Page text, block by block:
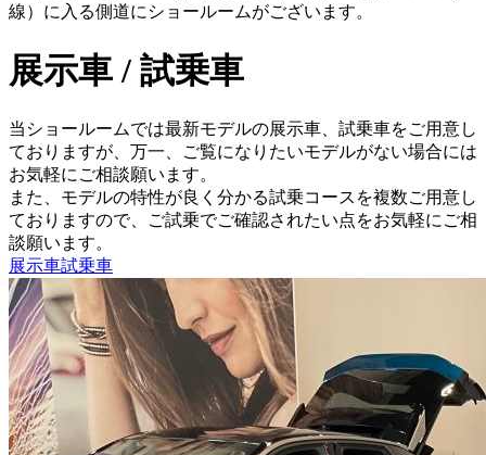
線）に入る側道にショールームがございます。
展示車 / 試乗車
当ショールームでは最新モデルの展示車、試乗車をご用意し
ておりますが、万一、ご覧になりたいモデルがない場合には
お気軽にご相談願います。
また、モデルの特性が良く分かる試乗コースを複数ご用意し
ておりますので、ご試乗でご確認されたい点をお気軽にご相
談願います。
展示車試乗車